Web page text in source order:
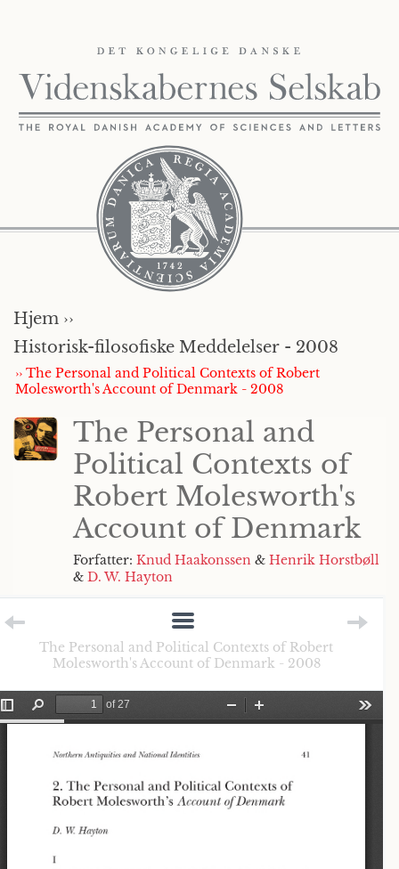
Hjem ››
Historisk-filosofiske Meddelelser - 2008
›› The Personal and Political Contexts of Robert
Molesworth's Account of Denmark - 2008
The Personal and
Political Contexts of
Robert Molesworth's
Account of Denmark
Forfatter: Knud Haakonssen & Henrik Horstbøll
& D. W. Hayton
The Personal and Political Contexts of Robert
Molesworth's Account of Denmark - 2008